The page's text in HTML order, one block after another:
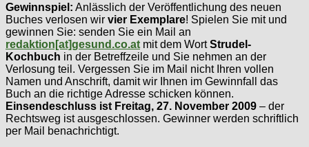
Gewinnspiel: Anlässlich der Veröffentlichung des neuen
Buches verlosen wir vier Exemplare! Spielen Sie mit und
gewinnen Sie: senden Sie ein Mail an
redaktion[at]gesund.co.at mit dem WortStrudel-
Kochbuch in der Betreffzeile und Sie nehmen an der
Verlosung teil. Vergessen Sie im Mail nicht Ihren vollen
Namen und Anschrift, damit wir Ihnen im Gewinnfall das
Buch an die richtige Adresse schicken können.
Einsendeschluss ist Freitag, 27. November 2009 – der
Rechtsweg ist ausgeschlossen. Gewinner werden schriftlich
per Mail benachrichtigt.